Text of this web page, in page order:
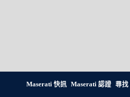
Maserati 快訊 Maserati 認證 尋找